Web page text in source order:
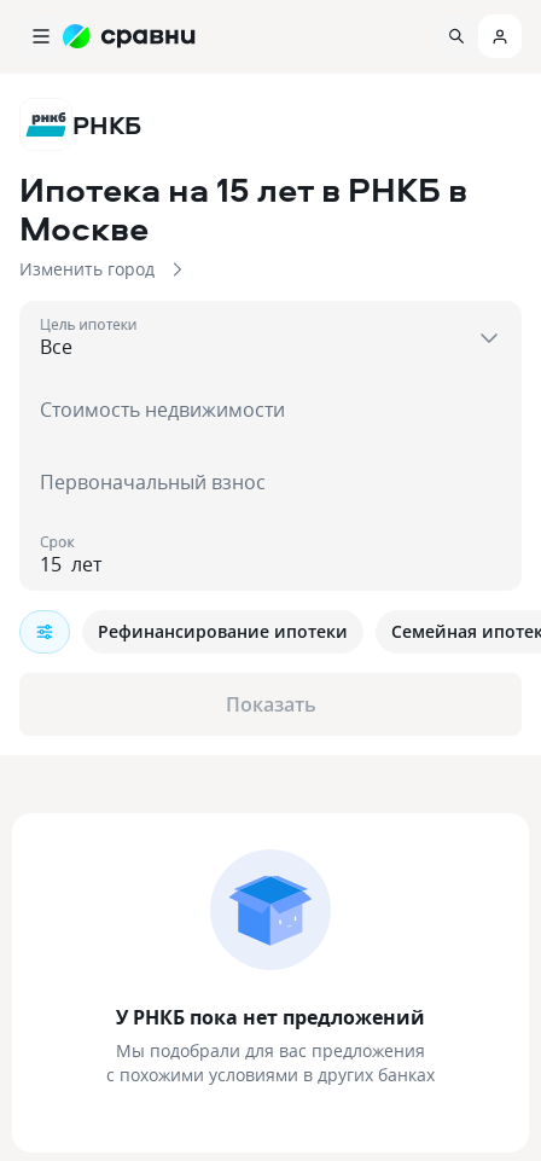
РНКБ
Ипотека на 15 лет в РНКБ в
Москве
Изменить город
Цель ипотеки
Стоимость недвижимости
Первоначальный взнос
лет
Срок
Показать
Рефинансирование ипотеки Семейная
У РНКБ пока нет предложений
Мы подобрали для вас предложения
с похожими условиями в других банках